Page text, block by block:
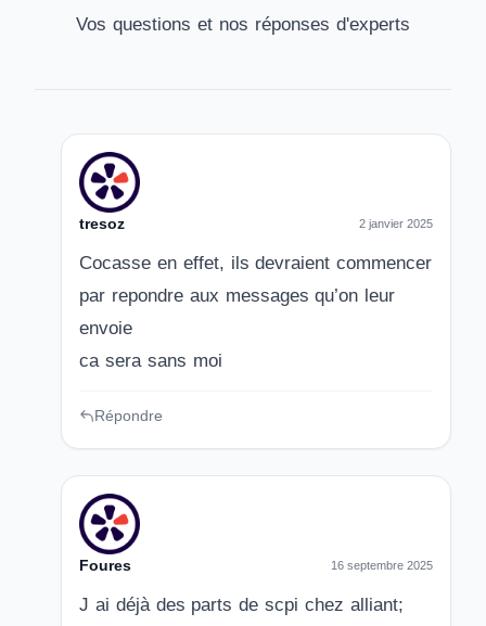
Vos questions et nos réponses d'experts
tresoz 2 janvier 2025
Cocasse en effet, ils devraient commencer
par repondre aux messages qu’on leur
envoie
ca sera sans moi
Répondre
Foures 16 septembre 2025
J ai déjà des parts de scpi chez alliant;